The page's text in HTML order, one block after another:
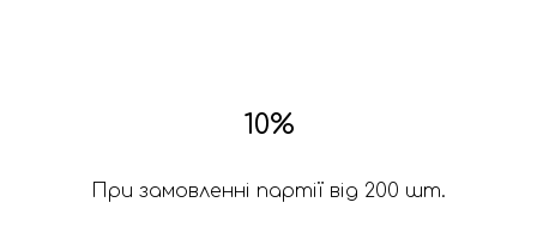
10%
При замовленні партії від 200 шт.